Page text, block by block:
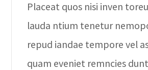
Placeat quos nisi inven
lauda ntium tenetur
repud iandae tempore vel
quam eveniet remncies